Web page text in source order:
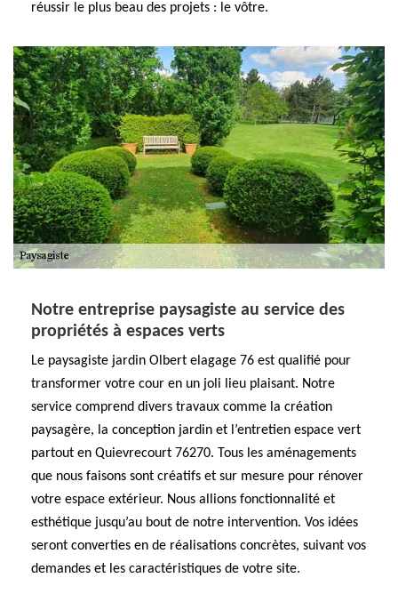
réussir le plus beau des projets : le vôtre.
Notre entreprise paysagiste au service des
propriétés à espaces verts
Le paysagiste jardin Olbert elagage 76 est qualifié pour
transformer votre cour en un joli lieu plaisant. Notre
service comprend divers travaux comme la création
paysagère, la conception jardin et l’entretien espace vert
partout en Quievrecourt 76270. Tous les aménagements
que nous faisons sont créatifs et sur mesure pour rénover
votre espace extérieur. Nous allions fonctionnalité et
esthétique jusqu’au bout de notre intervention. Vos idées
seront converties en de réalisations concrètes, suivant vos
demandes et les caractéristiques de votre site.